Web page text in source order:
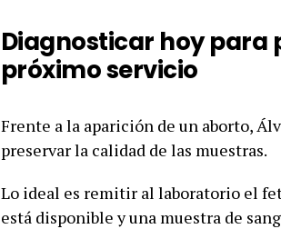
Diagnosticar hoy para
próximo servicio
Frente a la aparición de un aborto,
preservar la calidad de las muestras.
Lo ideal es remitir al laboratorio el
está disponible y una muestra de